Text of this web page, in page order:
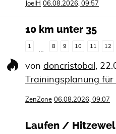
JoelH 06.08.2026, 09:57
10 km unter 35
1 8 9 10 11 12
von doncristobal
Trainingsplanung für
ZenZone 06.08.2026, 09:07
Laufen /